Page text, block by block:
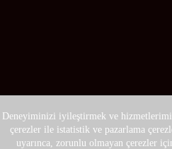
Deneyiminizi iyileştirmek ve
çerezler ile istatistik ve pazarlama
uyarınca, zorunlu olmayan çerezler